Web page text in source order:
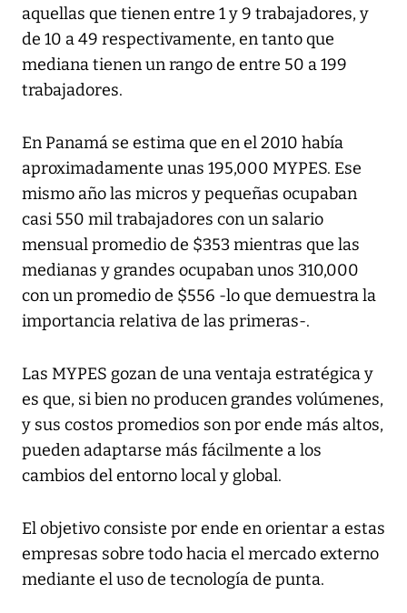
aquellas que tienen entre 1 y 9 trabajadores, y
de 10 a 49 respectivamente, en tanto que
mediana tienen un rango de entre 50 a 199
trabajadores.
En Panamá se estima que en el 2010 había
aproximadamente unas 195,000 MYPES. Ese
mismo año las micros y pequeñas ocupaban
casi 550 mil trabajadores con un salario
mensual promedio de $353 mientras que las
medianas y grandes ocupaban unos 310,000
con un promedio de $556 -lo que demuestra la
importancia relativa de las primeras-.
Las MYPES gozan de una ventaja estratégica y
es que, si bien no producen grandes volúmenes,
y sus costos promedios son por ende más altos,
pueden adaptarse más fácilmente a los
cambios del entorno local y global.
El objetivo consiste por ende en orientar a estas
empresas sobre todo hacia el mercado externo
mediante el uso de tecnología de punta.